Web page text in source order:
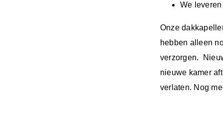
We
Onze
hebben alleen
verzorgen.
nieuwe kamer
verlaten. Nog